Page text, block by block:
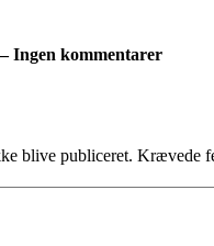
Ingen kommentarer
blive publiceret. Krævede